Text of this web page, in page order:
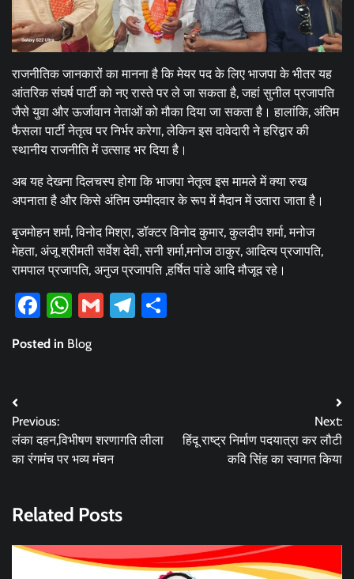
राजनीतिक जानकारों का मानना है कि मेयर पद के लिए भाजपा के भीतर यह
आंतरिक संघर्ष पार्टी को नए रास्ते पर ले जा सकता है, जहां सुनील प्रजापति
जैसे युवा और ऊर्जावान नेताओं को मौका दिया जा सकता है। हालांकि, अंतिम
फैसला पार्टी नेतृत्व पर निर्भर करेगा, लेकिन इस दावेदारी ने हरिद्वार की
स्थानीय राजनीति में उत्साह भर दिया है।
अब यह देखना दिलचस्प होगा कि भाजपा नेतृत्व इस मामले में क्या रुख
अपनाता है और किसे अंतिम उम्मीदवार के रूप में मैदान में उतारा जाता है।
बृजमोहन शर्मा, विनोद मिश्रा, डॉक्टर विनोद कुमार, कुलदीप शर्मा, मनोज
मेहता, अंजू श्रीमती सर्वेश देवी, सनी शर्मा,मनोज ठाकुर, आदित्य प्रजापति,
रामपाल प्रजापति, अनुज प्रजापति ,हर्षित पांडे आदि मौजूद रहे।
Facebook
WhatsApp
GmailTelegram
Posted in Blog
Post
navigation
Previous:
लंका दहन,विभीषण शरणागति लीला
का रंगमंच पर भव्य मंचन
Next:
हिंदू राष्ट्र निर्माण पदयात्रा कर लौटी
कवि सिंह का स्वागत किया
Related Posts